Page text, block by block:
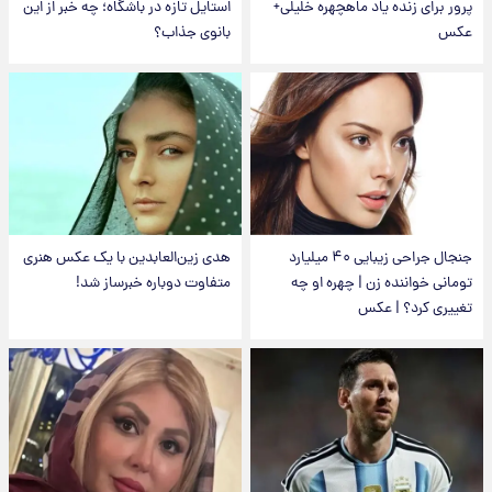
پرور برای زنده یاد ماهچهره خلیلی+
عکس
استایل تازه در باشگاه؛ چه خبر از این
بانوی جذاب؟
جنجال جراحی زیبایی ۴۰ میلیارد
تومانی خواننده زن | چهره او چه
تغییری کرد؟ | عکس
هدی زین‌العابدین با یک عکس هنری
متفاوت دوباره خبرساز شد!